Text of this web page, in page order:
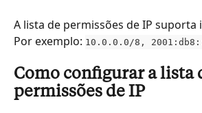
A lista de permissões de IP suporta
Por exemplo: 10.0.0.0/8,
Como configurar a lista
permissões de IP